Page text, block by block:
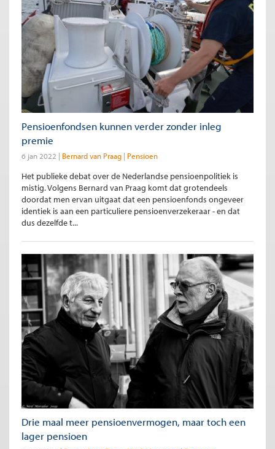
Pensioenfondsen kunnen verder zonder inleg
premie
6 jan 2022 Bernard van Praag Pensioen
Het publieke debat over de Nederlandse pensioenpolitiek is
mistig. Volgens Bernard van Praag komt dat grotendeels
doordat men ervan uitgaat dat een pensioenfonds ongeveer
identiek is aan een particuliere pensioenverzekeraar - en dat
dus dezelfde t...
Drie maal meer pensioenvermogen, maar toch een
lager pensioen